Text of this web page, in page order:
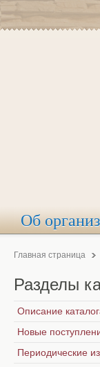
Об
Главная страница
Разделы
Описание
Новые
Периодические